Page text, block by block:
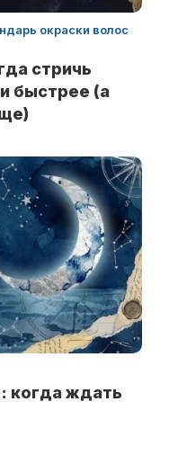
окраски волос
стричь
быстрее (а
когда ждать